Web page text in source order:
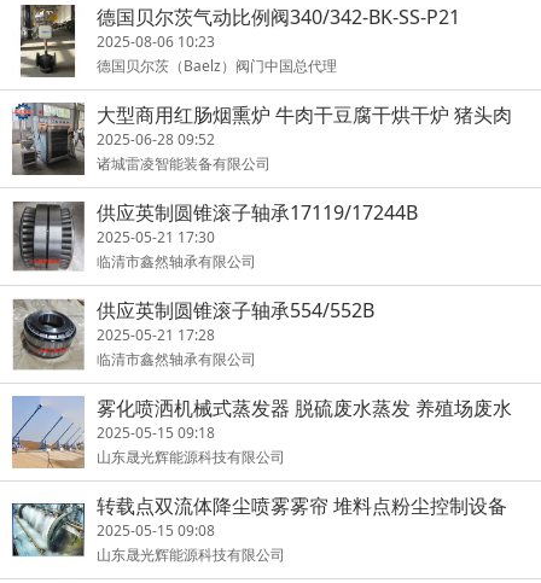
德国贝尔茨气动比例阀340/342-BK-SS-P21
2025-08-06 10:23
德国贝尔茨（Baelz）阀门中国总代理
大型商用红肠烟熏炉 牛肉干豆腐干烘干炉 猪头肉
板鸭乳鸽蒸熏炉
2025-06-28 09:52
诸城雷凌智能装备有限公司
供应英制圆锥滚子轴承17119/17244B
2025-05-21 17:30
临清市鑫然轴承有限公司
供应英制圆锥滚子轴承554/552B
2025-05-21 17:28
临清市鑫然轴承有限公司
雾化喷洒机械式蒸发器 脱硫废水蒸发 养殖场废水
处理 蒸发器
2025-05-15 09:18
山东晟光辉能源科技有限公司
转载点双流体降尘喷雾雾帘 堆料点粉尘控制设备
无积水
2025-05-15 09:08
山东晟光辉能源科技有限公司